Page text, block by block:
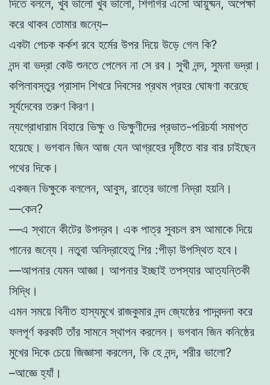
দিতে বললে, খুব ভালো খুব ভালো, শিগগির এসো আয়ুষ্মন, অপেক্ষা
করে থাকব তোমার জন্যে–
একটা পেচক কর্কশ রবে হর্মের উপর দিয়ে উড়ে গেল কি?
নন্দ বা ভদ্রা কেউ শুনতে পেলেন না সে রব। সুখী নন্দ, সুমনা ভদ্রা।
কপিলাবস্তুর প্রাসাদ শিখরে দিবসের প্রথম প্রহর ঘোষণা করেছে
সূর্যদেবের তরুণ কিরণ।
ন্যগ্রোধারাম বিহারে ভিক্ষু ও ভিক্ষুণীদের প্রভাত-পরিচর্যা সমাপ্ত
হয়েছে। ভগবান জিন আজ যেন আগ্রহের দৃষ্টিতে বার বার চাইছেন
পথের দিকে।
একজন ভিক্ষুকে বললেন, আবুস, রাত্রে ভালো নিদ্রা হয়নি।
—কেন?
—এ স্থানে কীটের উপদ্রব। এক পাত্র সুবচল রস আমাকে দিয়ে
পানের জন্যে। নতুবা অনিদ্রাহেতু শির :পীড়া উপস্থিত হবে।
—আপনার যেমন আজ্ঞা। আপনার ইচ্ছাই তপস্যার আত্যন্তিকী
সিদ্ধি।
এমন সময়ে বিনীত হাস্যমুখে রাজকুমার নন্দ জ্যেষ্ঠের পাদবন্দনা করে
ফলপূর্ণ করকটি তাঁর সামনে স্থাপন করলেন। ভগবান জিন কনিষ্ঠের
মুখের দিকে চেয়ে জিজ্ঞাসা করলেন, কি হে নন্দ, শরীর ভালো?
–আজ্ঞে হ্যাঁ।